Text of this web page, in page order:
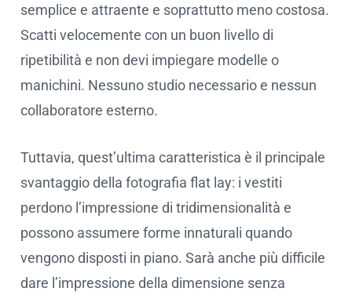
semplice e attraente e soprattutto meno costosa.
Scatti velocemente con un buon livello di
ripetibilità e non devi impiegare modelle o
manichini. Nessuno studio necessario e nessun
collaboratore esterno.
Tuttavia, quest’ultima caratteristica è il principale
svantaggio della fotografia flat lay: i vestiti
perdono l’impressione di tridimensionalità e
possono assumere forme innaturali quando
vengono disposti in piano. Sarà anche più difficile
dare l’impressione della dimensione senza